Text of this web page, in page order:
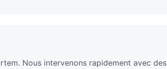
Nous intervenons rapidement avec des